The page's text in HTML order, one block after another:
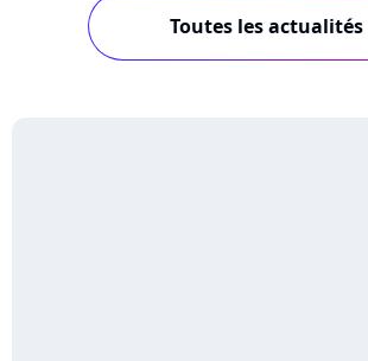
Toutes les actualités